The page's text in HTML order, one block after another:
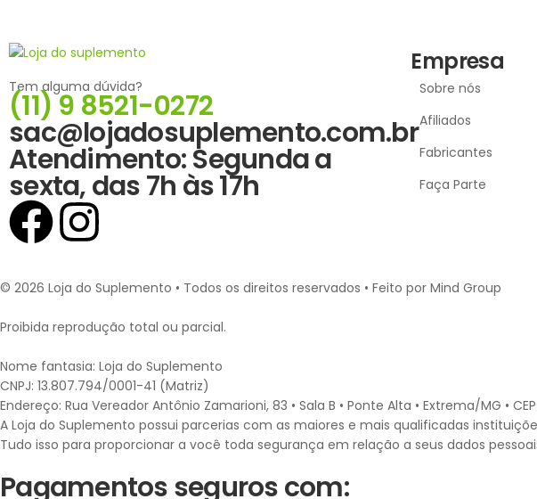
Tem alguma dúvida?
(11) 9 8521-0272
sac@lojadosuplemento.com.br
Atendimento: Segunda a
sexta, das 7h às 17h
Empresa
Sobre nós
Afiliados
Fabricantes
Faça Parte
© 2026 Loja do Suplemento • Todos os direitos reservados • Feito por Mind Group
Proibida reprodução total ou parcial.
Nome fantasia: Loja do Suplemento
CNPJ: 13.807.794/0001-41 (Matriz)
Endereço: Rua Vereador Antônio Zamarioni, 83 • Sala B • Ponte Alta • Extrema/MG •
A Loja do Suplemento possui parcerias com as maiores e mais qualificadas
Tudo isso para proporcionar a você toda segurança em relação a seus dados
Pagamentos seguros com: